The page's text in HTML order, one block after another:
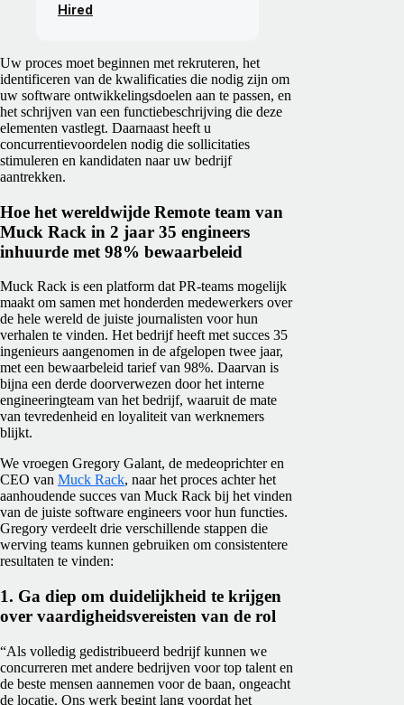
Hired
Uw proces moet beginnen met rekruteren, het
identificeren van de kwalificaties die nodig zijn om
uw software ontwikkelingsdoelen aan te passen, en
het schrijven van een functiebeschrijving die deze
elementen vastlegt. Daarnaast heeft u
concurrentievoordelen nodig die sollicitaties
stimuleren en kandidaten naar uw bedrijf
aantrekken.
Hoe het wereldwijde Remote team van
Muck Rack in 2 jaar 35 engineers
inhuurde met 98% bewaarbeleid
Muck Rack is een platform dat PR-teams mogelijk
maakt om samen met honderden medewerkers over
de hele wereld de juiste journalisten voor hun
verhalen te vinden. Het bedrijf heeft met succes 35
ingenieurs aangenomen in de afgelopen twee jaar,
met een bewaarbeleid tarief van 98%. Daarvan is
bijna een derde doorverwezen door het interne
engineeringteam van het bedrijf, waaruit de mate
van tevredenheid en loyaliteit van werknemers
blijkt.
We vroegen Gregory Galant, de medeoprichter en
CEO van Muck Rack, naar het proces achter het
aanhoudende succes van Muck Rack bij het vinden
van de juiste software engineers voor hun functies.
Gregory verdeelt drie verschillende stappen die
werving teams kunnen gebruiken om consistentere
resultaten te vinden:
1. Ga diep om duidelijkheid te krijgen
over vaardigheidsvereisten van de rol
“Als volledig gedistribueerd bedrijf kunnen we
concurreren met andere bedrijven voor top talent en
de beste mensen aannemen voor de baan, ongeacht
de locatie. Ons werk begint lang voordat het